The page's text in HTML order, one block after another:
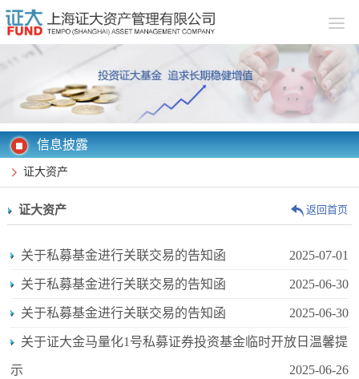
信息披露
证大资产
证大资产 返回首页
关于私募基金进行关联交易的告知函 2025-07-01
关于私募基金进行关联交易的告知函 2025-06-30
关于私募基金进行关联交易的告知函 2025-06-30
关于证大金马量化1号私募证券投资基金临时开放日温馨提
示 2025-06-26